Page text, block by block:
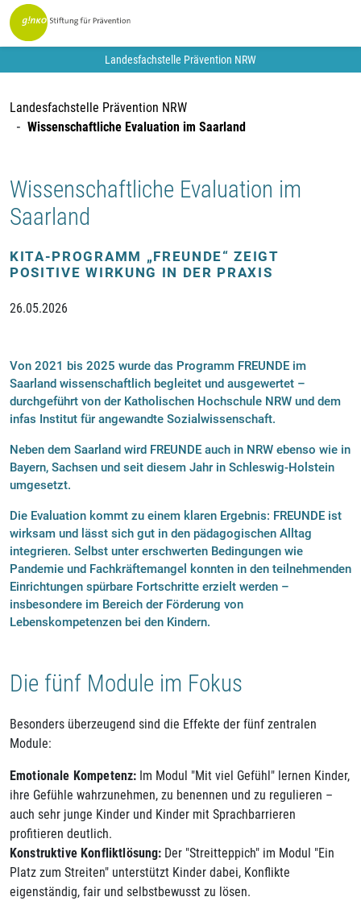
Landesfachstelle Prävention NRW
Landesfachstelle Prävention NRW
Wissenschaftliche Evaluation im Saarland
Wissenschaftliche Evaluation im
Saarland
KITA-PROGRAMM „FREUNDE“ ZEIGT
POSITIVE WIRKUNG IN DER PRAXIS
26.05.2026
Von 2021 bis 2025 wurde das Programm FREUNDE im
Saarland wissenschaftlich begleitet und ausgewertet –
durchgeführt von der Katholischen Hochschule NRW und dem
infas Institut für angewandte Sozialwissenschaft.
Neben dem Saarland wird FREUNDE auch in NRW ebenso wie in
Bayern, Sachsen und seit diesem Jahr in Schleswig-Holstein
umgesetzt.
Die Evaluation kommt zu einem klaren Ergebnis: FREUNDE ist
wirksam und lässt sich gut in den pädagogischen Alltag
integrieren. Selbst unter erschwerten Bedingungen wie
Pandemie und Fachkräftemangel konnten in den teilnehmenden
Einrichtungen spürbare Fortschritte erzielt werden –
insbesondere im Bereich der Förderung von
Lebenskompetenzen bei den Kindern.
Die fünf Module im Fokus
Besonders überzeugend sind die Effekte der fünf zentralen
Module:
Emotionale Kompetenz: Im Modul "Mit viel Gefühl" lernen Kinder,
ihre Gefühle wahrzunehmen, zu benennen und zu regulieren –
auch sehr junge Kinder und Kinder mit Sprachbarrieren
profitieren deutlich.
Konstruktive Konfliktlösung: Der "Streitteppich" im Modul "Ein
Platz zum Streiten" unterstützt Kinder dabei, Konflikte
eigenständig, fair und selbstbewusst zu lösen.